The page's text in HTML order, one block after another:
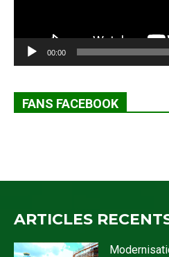
00:00
FANS FACEBOOK
ARTICLES